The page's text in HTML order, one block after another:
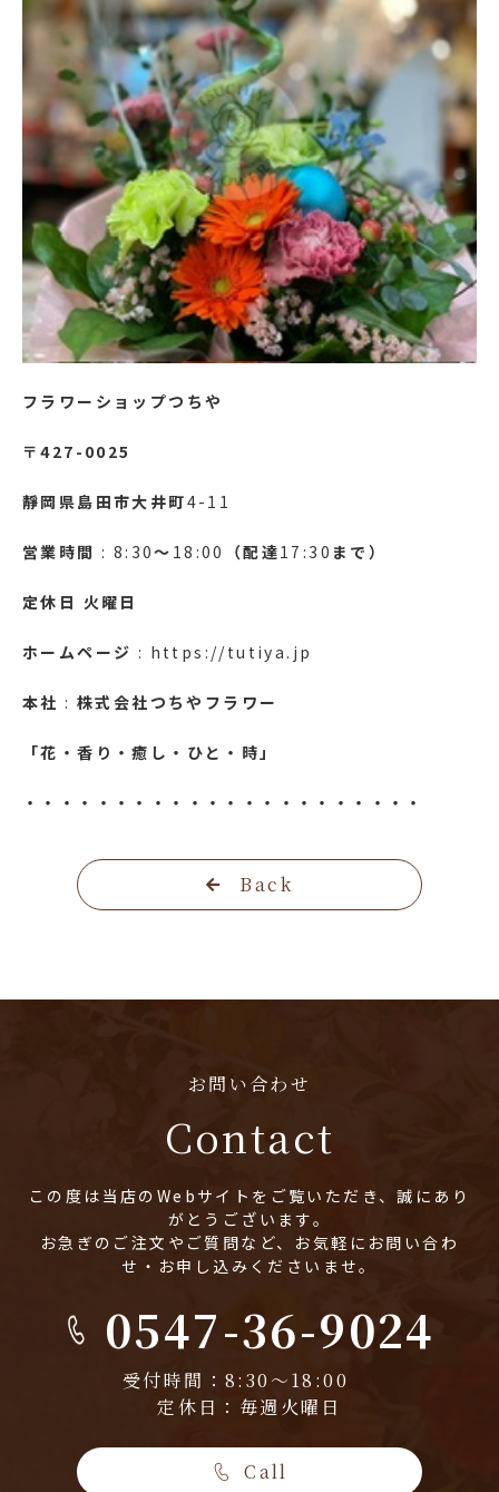
フラワーショップつちや
〒427-0025
靜岡県島田市大井町4-11
営業時間 : 8:30～ 18:00 （配達17:30 まで）
定休日 火曜日
ホームページ : https://tutiya.jp
本社 :株式会社つちやフラワー
「花・香り・癒し・ひと・時」
・・・・・・・・・・・・・・・・・・・・・・
Back
お問い合わせ
Contact
この度は当店のWebサイトをご覧いただき、誠にあり
がとうございます。
お急ぎのご注文やご質問など、お気軽にお問い合わ
せ・お申し込みくださいませ。
0547-36-9024
受付時間：8:30～18:00
定休日：毎週火曜日
Call